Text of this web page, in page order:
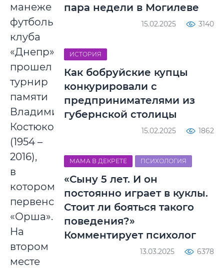
манеже
футбольного
клуба
«Днепр»
прошел
турнир
памяти
Владимира
Костюкова
(1954 –
2016),
в
котором
первенствовала
«Орша».
На
втором
месте
пара недели в Могилеве
15.02.2025 3140
ИСТОРИЯ
Как бобруйские купцы
конкурировали с
предпринимателями из
губернской столицы
15.02.2025 1862
МАМА В ДЕКРЕТЕ ПСИХОЛОГИЯ
«Сыну 5 лет. И он
постоянно играет в куклы.
Стоит ли бояться такого
поведения?»
Комментирует психолог
13.03.2025 6378